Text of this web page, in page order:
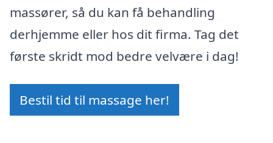
massører, så du kan få behandling
derhjemme eller hos dit firma. Tag det
første skridt mod bedre velvære i dag!
Bestil tid til massage her!